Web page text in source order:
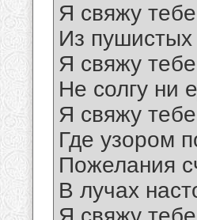
Я свяжу
Из
Я свяжу
Не солгу ни
Я свяжу
Где узором
Пожелания
В лучах